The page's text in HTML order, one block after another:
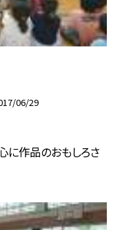
06/29
に作品のおもしろさ